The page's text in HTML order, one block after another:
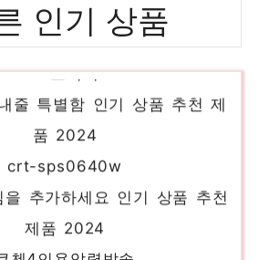
인기 상품